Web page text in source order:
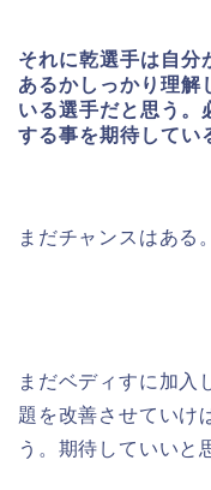
それに乾選手は自分
あるかしっかり理解
いる選手だと思う。
する事を期待してい
まだチャンスはある
まだベディすに加入
題を改善させていけ
う。期待していいと